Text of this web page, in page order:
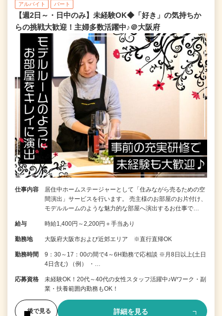
アルバイト パート
【週2日～・日中のみ】未経験OK◆「好き」の気持ちか
らの挑戦大歓迎！主婦多数活躍中♪＠大阪府
仕事内容
居住中ホームステージャーとして「住みながら売るための空
間演出」サービスを行います。 売主様のお部屋のお片付け、
モデルルームのような魅力的な部屋へ演出するお仕事で…
給与 時給1,400円～2,200円＋手当あり
勤務地 大阪府大阪市および近郊エリア ※直行直帰OK
勤務時間
9：30～17：00の間で4～6H勤務で応相談 ※月8日以上(土日
4日含む) （例） ・…
応募資格
未経験OK！20代～40代の女性スタッフ活躍中♪Wワーク・副
業・扶養範囲内勤務もOK！
後で見る 詳細を見る